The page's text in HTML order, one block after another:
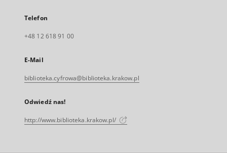
Telefon
+48 12 618 91 00
E-Mail
biblioteka.cyfrowa@biblioteka.krakow.pl
Odwiedź nas!
http://www.biblioteka.krakow.pl/